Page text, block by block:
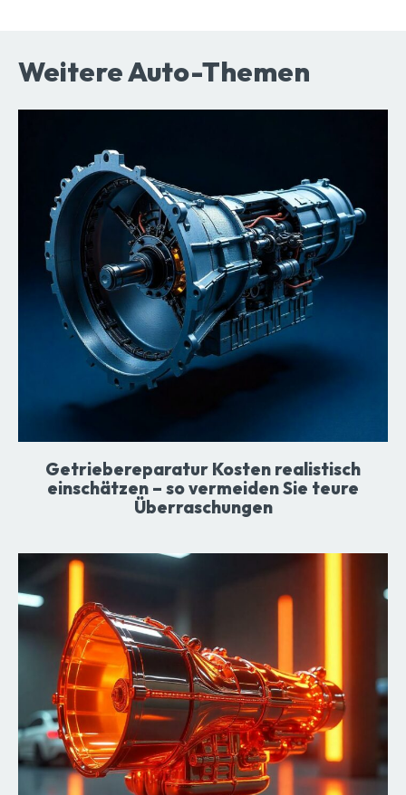
Weitere Auto-Themen
Getriebereparatur Kosten realistisch
einschätzen – so vermeiden Sie teure
Überraschungen